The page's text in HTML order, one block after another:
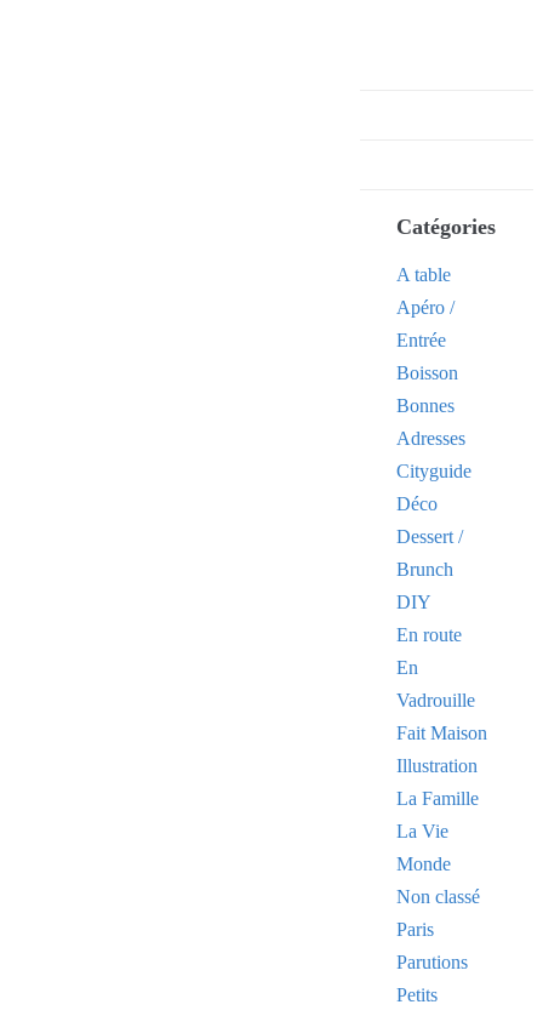
Catégories
A table
Apéro /
Entrée
Boisson
Bonnes
Adresses
Cityguide
Déco
Dessert /
Brunch
DIY
En route
En
Vadrouille
Fait Maison
Illustration
La Famille
La Vie
Monde
Non classé
Paris
Parutions
Petits